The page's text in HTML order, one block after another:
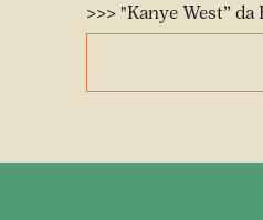
>>> "Kanye West”